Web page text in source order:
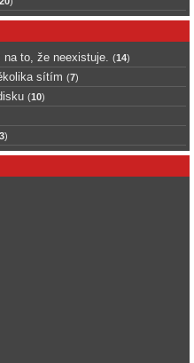
to, že neexistuje. (14)
sítím (7)
(10)
3)